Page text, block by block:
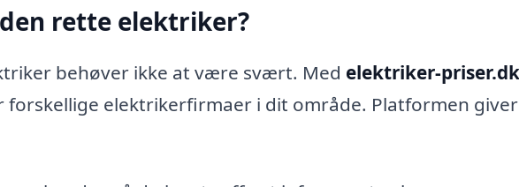
rette elektriker?
behøver ikke at være svært. Med elektriker-priser.dk
forskellige elektrikerfirmaer i dit område. Platformen